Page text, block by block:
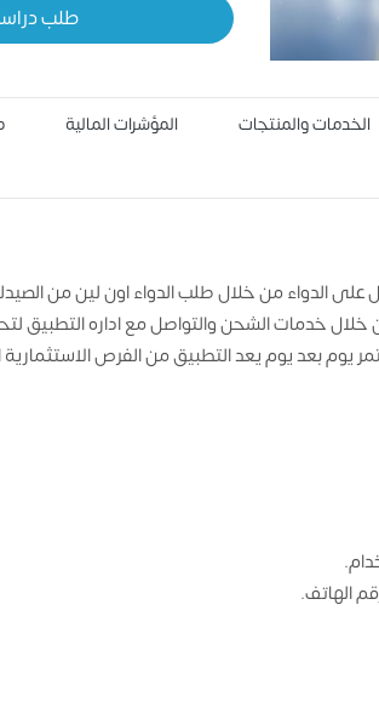
طلب
الخدمات والمنتجات المؤشرات المالية
الدواء من خلال طلب الدواء اون لين من
خدمات الشحن والتواصل مع اداره التطبيق
يوم بعد يوم يعد التطبيق من الفرص الاستثمارية
الهاتف.